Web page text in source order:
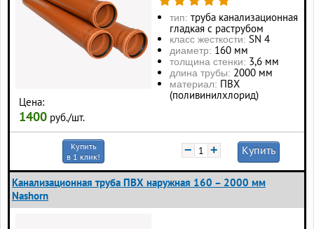
Цена:
1400 руб./шт.
тип: труба канализационная
гладкая с раструбом
класс жесткости: SN 4
диаметр: 160 мм
толщина стенки: 3,6 мм
длина трубы: 2000 мм
материал: ПВХ
(поливинилхлорид)
Купить
в 1 клик!
− + Купить
Канализационная труба ПВХ наружная 160 – 2000 мм
Nashorn